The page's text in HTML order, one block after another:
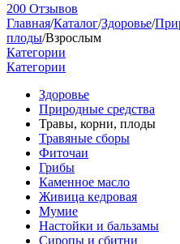
200 Отзывов
Главная/Каталог/Здоровье/
плоды/Взрослым
Категории
Категории
Здоровье
Природные средства
Травы, корни, плоды
Травяные сборы
Фиточаи
Грибы
Каменное масло
Живица кедровая
Мумие
Настойки и бальзамы
Сиропы и сбитни